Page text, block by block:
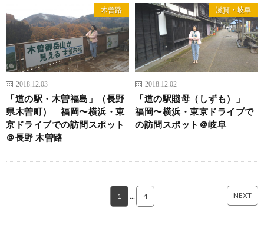
木曽路
2018.12.03
「道の駅・木曽福島」（長野
県木曽町） 福岡〜横浜・東
京ドライブでの訪問スポット
＠長野 木曽路
滋賀・岐阜
2018.12.02
「道の駅賤母（しずも）」
福岡〜横浜・東京ドライブで
の訪問スポット＠岐阜
1 4 NEXT